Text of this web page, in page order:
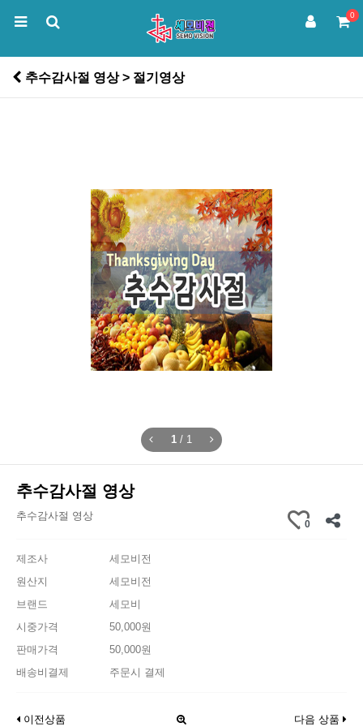
0
추수감사절 영상 > 절기영상
1 / 1
추수감사절 영상
추수감사절 영상
0
제조사
세모비전
원산지
세모비전
브랜드
세모비
시중가격
50,000원
판매가격
50,000원
배송비결제
주문시 결제
이전상품 다음 상품